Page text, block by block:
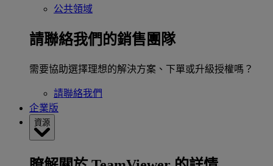
公共領域
請聯絡我們的銷售團隊
需要協助選擇理想的解決方案、下單或升級授權嗎？
請聯絡我們
企業版
資源